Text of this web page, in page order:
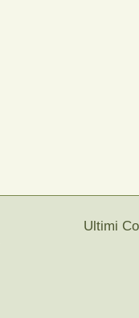
Ultimi